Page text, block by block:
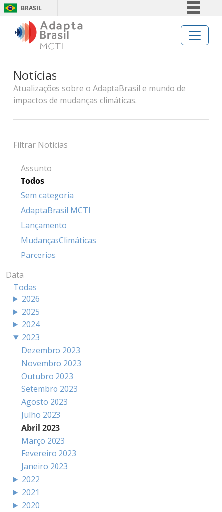
BRASIL
Legislação
Notícias
Atualizações sobre o AdaptaBrasil e mundo de
impactos de mudanças climáticas.
Filtrar Notícias
Assunto
Todos
Sem categoria
AdaptaBrasil MCTI
Lançamento
MudançasClimáticas
Parcerias
Data
Todas
2026
2025
2024
2023
Dezembro 2023
Novembro 2023
Outubro 2023
Setembro 2023
Agosto 2023
Julho 2023
Abril 2023
Março 2023
Fevereiro 2023
Janeiro 2023
2022
2021
2020